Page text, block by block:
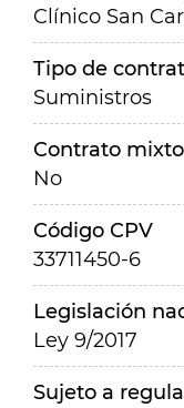
Clínico San
Tipo de
Suministros
Contrato mixto
No
Código CPV
33711450-6
Legislación
Ley 9/2017
Sujeto a